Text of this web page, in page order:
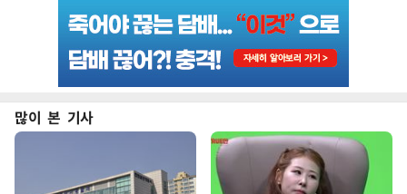
많이 본 기사